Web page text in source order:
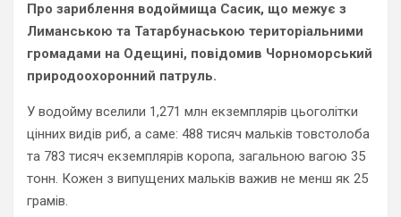
Про зариблення водоймища Сасик, що межує з
Лиманською та Татарбунаською територіальними
громадами на Одещині, повідомив Чорноморський
природоохоронний патруль.
У водойму вселили 1,271 млн екземплярів цьоголітки
цінних видів риб, а саме: 488 тисяч мальків товстолоба
та 783 тисяч екземплярів коропа, загальною вагою 35
тонн. Кожен з випущених мальків важив не менш як 25
грамів.